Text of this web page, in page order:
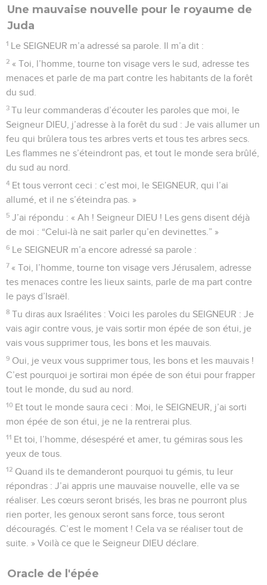
Une mauvaise nouvelle pour le royaume de
Juda
1 Le SEIGNEUR m’a adressé sa parole. Il m’a dit :
2 « Toi, l’homme, tourne ton visage vers le sud, adresse tes
menaces et parle de ma part contre les habitants de la forêt
du sud.
3 Tu leur commanderas d’écouter les paroles que moi, le
Seigneur DIEU, j’adresse à la forêt du sud : Je vais allumer un
feu qui brûlera tous tes arbres verts et tous tes arbres secs.
Les flammes ne s’éteindront pas, et tout le monde sera brûlé,
du sud au nord.
4 Et tous verront ceci : c’est moi, le SEIGNEUR, qui l’ai
allumé, et il ne s’éteindra pas. »
5 J’ai répondu : « Ah ! Seigneur DIEU ! Les gens disent déjà
de moi : “Celui-là ne sait parler qu’en devinettes.” »
6 Le SEIGNEUR m’a encore adressé sa parole :
7 « Toi, l’homme, tourne ton visage vers Jérusalem, adresse
tes menaces contre les lieux saints, parle de ma part contre
le pays d’Israël.
8 Tu diras aux Israélites : Voici les paroles du SEIGNEUR : Je
vais agir contre vous, je vais sortir mon épée de son étui, je
vais vous supprimer tous, les bons et les mauvais.
9 Oui, je veux vous supprimer tous, les bons et les mauvais !
C’est pourquoi je sortirai mon épée de son étui pour frapper
tout le monde, du sud au nord.
10 Et tout le monde saura ceci : Moi, le SEIGNEUR, j’ai sorti
mon épée de son étui, je ne la rentrerai plus.
11 Et toi, l’homme, désespéré et amer, tu gémiras sous les
yeux de tous.
12 Quand ils te demanderont pourquoi tu gémis, tu leur
répondras : J’ai appris une mauvaise nouvelle, elle va se
réaliser. Les cœurs seront brisés, les bras ne pourront plus
rien porter, les genoux seront sans force, tous seront
découragés. C’est le moment ! Cela va se réaliser tout de
suite. » Voilà ce que le Seigneur DIEU déclare.
Oracle de l'épée